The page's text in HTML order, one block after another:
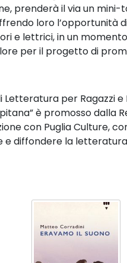
prenderà il via un mini-
loro l’opportunità
e lettrici, in un
per il progetto di
Letteratura per Ragazzi e
è promosso dalla
con Puglia Culture,
e diffondere la